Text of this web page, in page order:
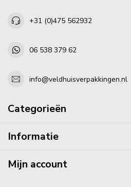
+31 (0)475 562932
06 538 379 62
info@veldhuisverpakkingen.nl
Categorieën
Informatie
Mijn account